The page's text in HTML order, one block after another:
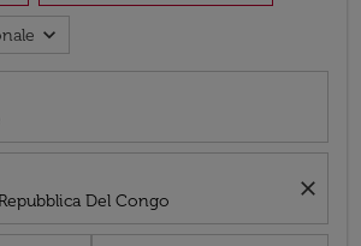
expand_more
Del Congo
close